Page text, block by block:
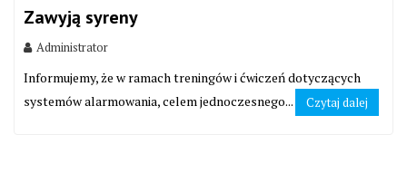
Zawyją syreny
Administrator
Informujemy, że w ramach treningów i ćwiczeń dotyczących
systemów alarmowania, celem jednoczesnego...
Czytaj dalej